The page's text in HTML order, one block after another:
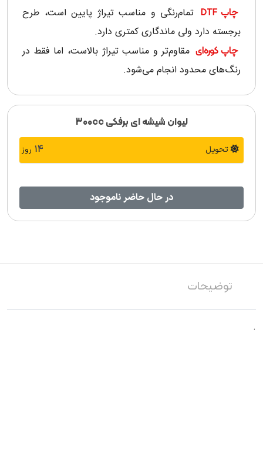
چاپ DTF
تمام‌رنگی و مناسب تیراژ پایین است، طرح
برجسته دارد ولی ماندگاری کمتری دارد.
چاپ کوره‌ای مقاوم‌تر و مناسب تیراژ بالاست، اما فقط در
رنگ‌های محدود انجام می‌شود.
لیوان شیشه ای برفکی 300cc
تحویل 14 روز
در حال حاضر ناموجود
توضیحات
.